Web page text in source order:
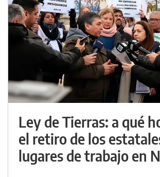
Ley de Tierras: a qué
el retiro de los
lugares de trabajo en